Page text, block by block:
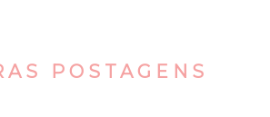
POSTAGENS